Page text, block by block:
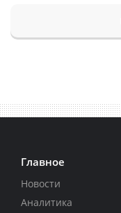
Главное
Новости
Аналитика